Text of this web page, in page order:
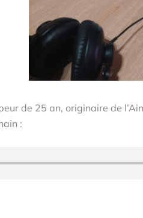
de 25 an, originaire de
: